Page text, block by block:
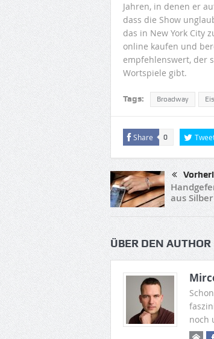
Jahren, in denen er
dass die Show
das in New York City
online kaufen und
empfehlenswert, der
Wortspiele gibt.
Tags: Broadway Eis
Share 0
aus Silber
ÜBER DEN AUTHOR
noch